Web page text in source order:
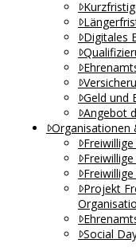
Digitales
Geld und
Angebot
Organisationen
Projekt
Social